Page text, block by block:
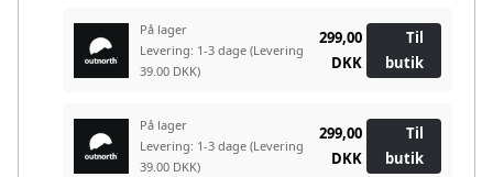
På lager
Levering: 1-3 dage (Levering
39.00 DKK)
299,00
DKK
Til
butik
På lager
Levering: 1-3 dage (Levering
39.00 DKK)
299,00
DKK
Til
butik